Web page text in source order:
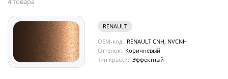
RENAULT
OEM-код: RENAULT CNH, NVCNH
Оттенок: Коричневый
Тип краски: Эффектный